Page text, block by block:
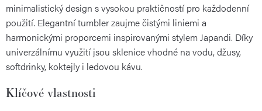
minimalistický design s vysokou praktičností pro každodenní
použití. Elegantní tumbler zaujme čistými liniemi a
harmonickými proporcemi inspirovanými stylem Japandi. Díky
univerzálnímu využití jsou sklenice vhodné na vodu, džusy,
softdrinky, koktejly i ledovou kávu.
Klíčové vlastnosti